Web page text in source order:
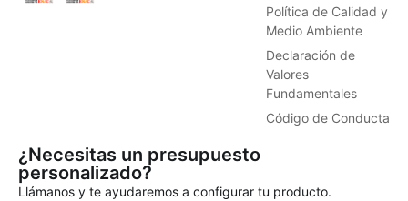
Política de Calidad y
Medio Ambiente
Declaración de
Valores
Fundamentales
Código de Conducta
¿Necesitas un presupuesto
personalizado?
Llámanos y te ayudaremos a configurar tu producto.